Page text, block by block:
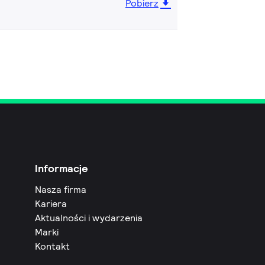
Pobierz
Informacje
Nasza firma
Kariera
Aktualności i wydarzenia
Marki
Kontakt